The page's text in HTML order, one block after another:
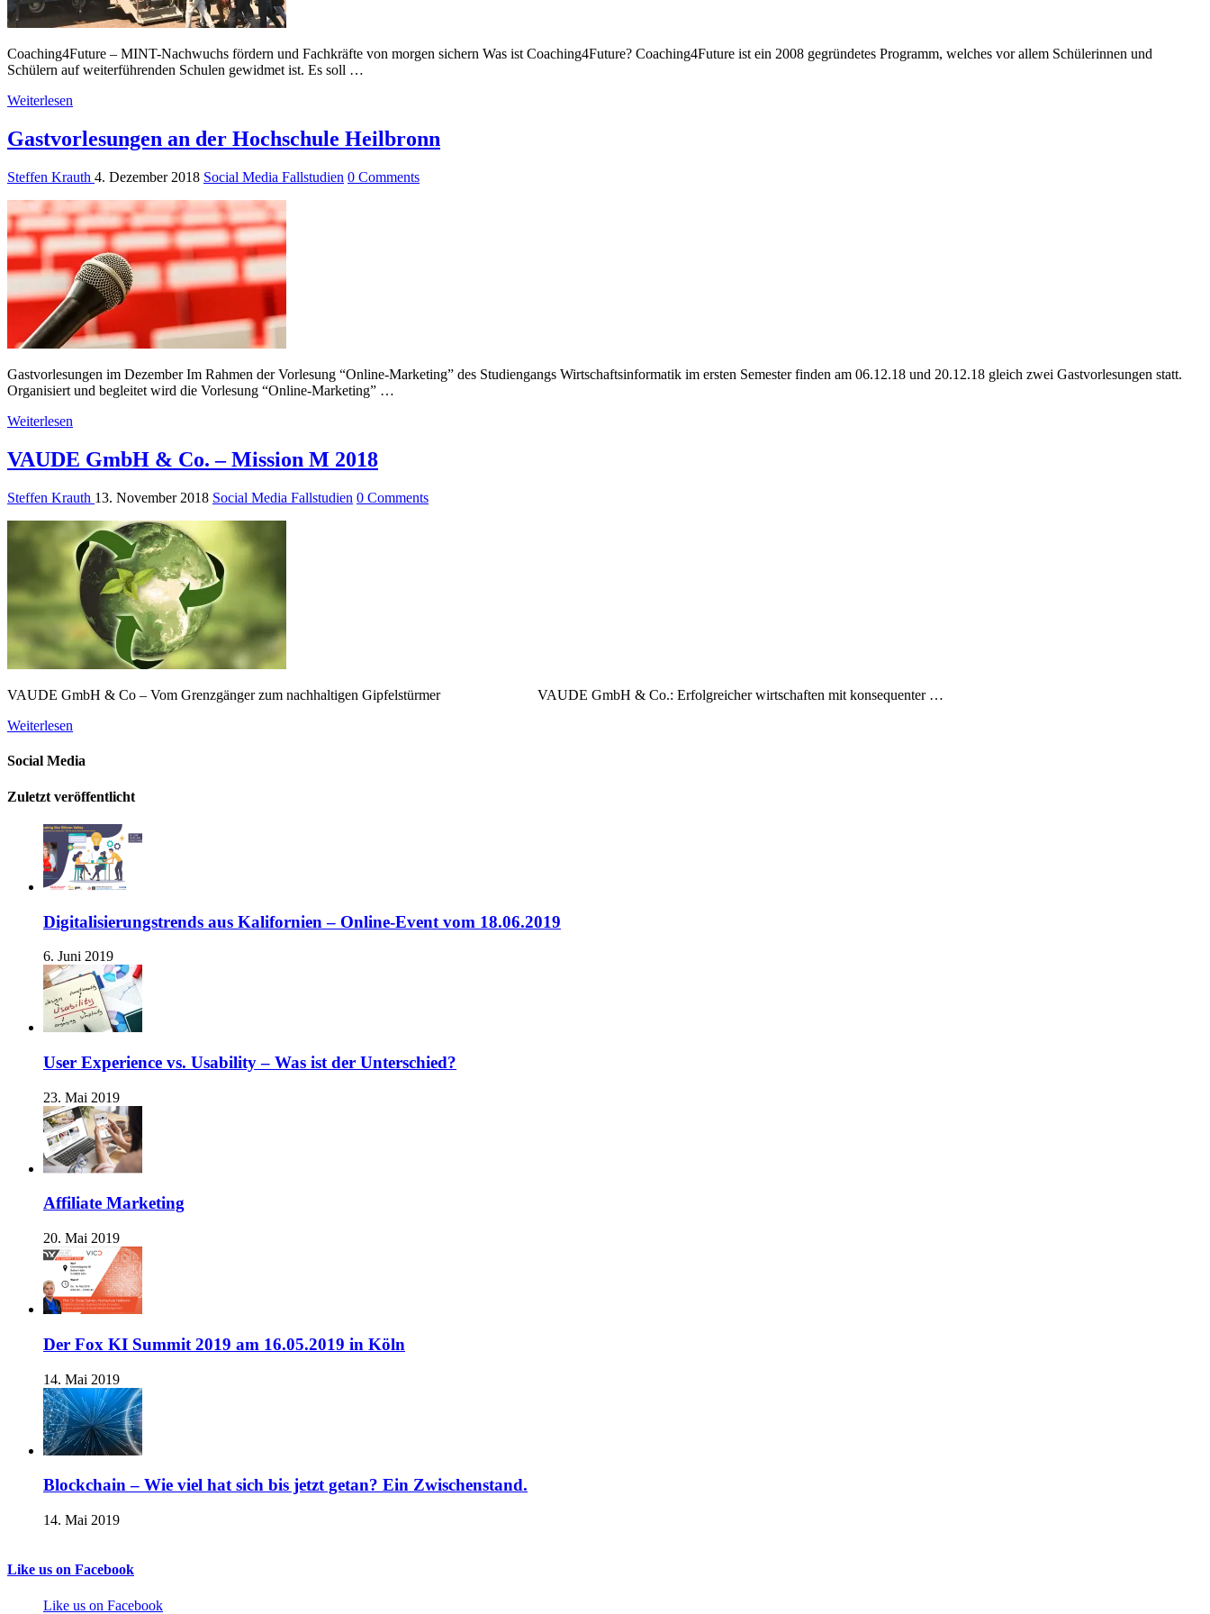
Coaching4Future – MINT-Nachwuchs fördern und Fachkräfte von morgen sichern Was ist Coaching4Future? Coaching4Future ist ein 2008 gegründetes Programm, welches vor allem Schülerinnen und
Schülern auf weiterführenden Schulen gewidmet ist. Es soll …
Weiterlesen
Gastvorlesungen an der Hochschule Heilbronn
Steffen Krauth 4. Dezember 2018 Social Media Fallstudien 0 Comments
Gastvorlesungen im Dezember Im Rahmen der Vorlesung “Online-Marketing” des Studiengangs Wirtschaftsinformatik im ersten Semester finden am 06.12.18 und 20.12.18 gleich zwei Gastvorlesungen statt.
Organisiert und begleitet wird die Vorlesung “Online-Marketing” …
Weiterlesen
VAUDE GmbH & Co. – Mission M 2018
Steffen Krauth 13. November 2018 Social Media Fallstudien 0 Comments
VAUDE GmbH & Co – Vom Grenzgänger zum nachhaltigen Gipfelstürmer VAUDE GmbH & Co.: Erfolgreicher wirtschaften mit konsequenter …
Weiterlesen
Social Media
Zuletzt veröffentlicht
Digitalisierungstrends aus Kalifornien – Online-Event vom 18.06.2019
6. Juni 2019
User Experience vs. Usability – Was ist der Unterschied?
23. Mai 2019
Affiliate Marketing
20. Mai 2019
Der Fox KI Summit 2019 am 16.05.2019 in Köln
14. Mai 2019
Blockchain – Wie viel hat sich bis jetzt getan? Ein Zwischenstand.
14. Mai 2019
Like us on Facebook
Like us on Facebook